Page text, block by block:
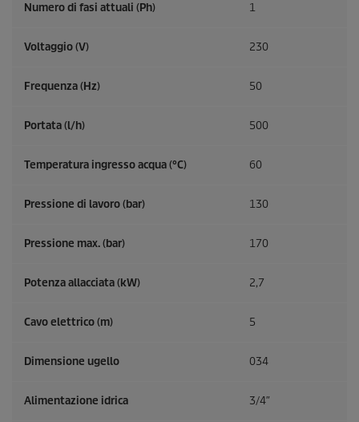
Numero di fasi attuali (Ph) 1
Voltaggio (V) 230
Frequenza (Hz) 50
Portata (l/h) 500
Temperatura ingresso acqua (°C) 60
Pressione di lavoro (bar) 130
Pressione max. (bar) 170
Potenza allacciata (kW) 2,7
Cavo elettrico (m) 5
Dimensione ugello 034
Alimentazione idrica 3/4″